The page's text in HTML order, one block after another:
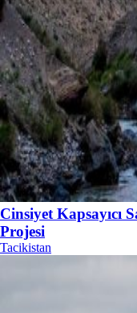
Cinsiyet Kapsayıcı
Projesi
Tacikistan